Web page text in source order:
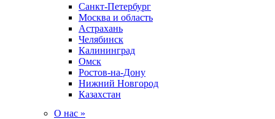
Санкт-Петербург
Москва и область
Астрахань
Челябинск
Калининград
Омск
Ростов-на-Дону
Нижний Новгород
Казахстан
О нас »